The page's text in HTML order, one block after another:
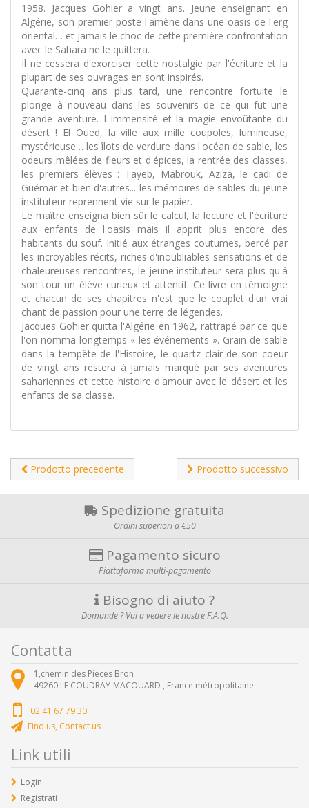
1958. Jacques Gohier a vingt ans. Jeune enseignant en
Algérie, son premier poste l'amène dans une oasis de l'erg
oriental… et jamais le choc de cette première confrontation
avec le Sahara ne le quittera.
Il ne cessera d'exorciser cette nostalgie par l'écriture et la
plupart de ses ouvrages en sont inspirés.
Quarante-cinq ans plus tard, une rencontre fortuite le
plonge à nouveau dans les souvenirs de ce qui fut une
grande aventure. L'immensité et la magie envoûtante du
désert ! El Oued, la ville aux mille coupoles, lumineuse,
mystérieuse… les îlots de verdure dans l'océan de sable, les
odeurs mêlées de fleurs et d'épices, la rentrée des classes,
les premiers élèves : Tayeb, Mabrouk, Aziza, le cadi de
Guémar et bien d'autres... les mémoires de sables du jeune
instituteur reprennent vie sur le papier.
Le maître enseigna bien sûr le calcul, la lecture et l'écriture
aux enfants de l'oasis mais il apprit plus encore des
habitants du souf. Initié aux étranges coutumes, bercé par
les incroyables récits, riches d'inoubliables sensations et de
chaleureuses rencontres, le jeune instituteur sera plus qu'à
son tour un élève curieux et attentif. Ce livre en témoigne
et chacun de ses chapitres n'est que le couplet d'un vrai
chant de passion pour une terre de légendes.
Jacques Gohier quitta l'Algérie en 1962, rattrapé par ce que
l'on nomma longtemps « les événements ». Grain de sable
dans la tempête de l'Histoire, le quartz clair de son coeur
de vingt ans restera à jamais marqué par ses aventures
sahariennes et cette histoire d'amour avec le désert et les
enfants de sa classe.
Prodotto precedente Prodotto successivo
Spedizione gratuita
Ordini superiori a €50
Pagamento sicuro
Piattaforma multi-pagamento
Bisogno di aiuto ?
Domande ? Vai a vedere le nostre F.A.Q.
Contatta
1,chemin des Pièces Bron
49260 LE COUDRAY-MACOUARD , France métropolitaine
02 41 67 79 30
Find us, Contact us
Link utili
Login
Registrati